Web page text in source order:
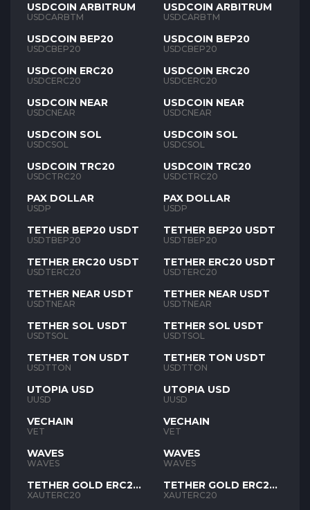
USDCOIN ARBITRUM
USDCARBTM
USDCOIN BEP20
USDCBEP20
USDCOIN ERC20
USDCERC20
USDCOIN NEAR
USDCNEAR
USDCOIN SOL
USDCSOL
USDCOIN TRC20
USDCTRC20
PAX DOLLAR
USDP
TETHER BEP20 USDT
USDTBEP20
TETHER ERC20 USDT
USDTERC20
TETHER NEAR USDT
USDTNEAR
TETHER SOL USDT
USDTSOL
TETHER TON USDT
USDTTON
UTOPIA USD
UUSD
VECHAIN
VET
WAVES
WAVES
TETHER GOLD ERC20
XAUT
XAUTERC20
USDCOIN ARBITRUM
USDCARBTM
USDCOIN BEP20
USDCBEP20
USDCOIN ERC20
USDCERC20
USDCOIN NEAR
USDCNEAR
USDCOIN SOL
USDCSOL
USDCOIN TRC20
USDCTRC20
PAX DOLLAR
USDP
TETHER BEP20 USDT
USDTBEP20
TETHER ERC20 USDT
USDTERC20
TETHER NEAR USDT
USDTNEAR
TETHER SOL USDT
USDTSOL
TETHER TON USDT
USDTTON
UTOPIA USD
UUSD
VECHAIN
VET
WAVES
WAVES
TETHER GOLD ERC20
XAUT
XAUTERC20